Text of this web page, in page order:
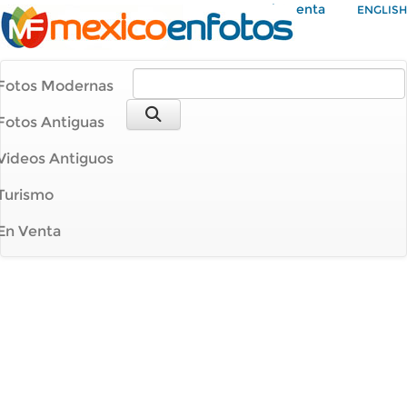
Mi Cuenta ENGLISH
Modernas
Antiguas
Antiguos
Venta